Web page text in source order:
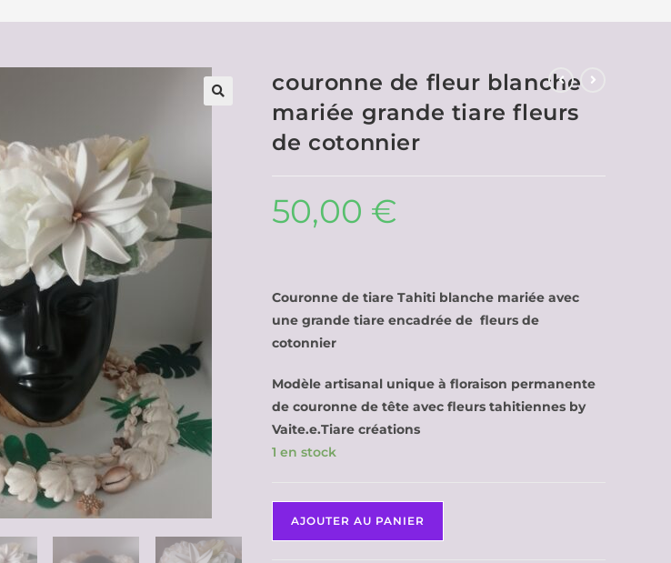
couronne de fleur blanche
mariée grande tiare fleurs
de cotonnier
50,00 €
Couronne de tiare Tahiti blanche mariée avec
une grande tiare encadrée de fleurs de
cotonnier
Modèle artisanal unique à floraison permanente
de couronne de tête avec fleurs tahitiennes by
Vaite.e.Tiare créations
1 en stock
AJOUTER AU PANIER